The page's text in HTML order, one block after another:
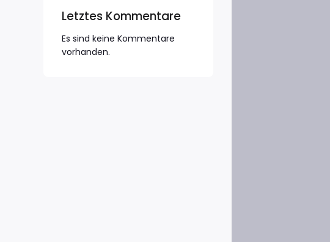
Letztes Kommentare
Es sind keine Kommentare
vorhanden.